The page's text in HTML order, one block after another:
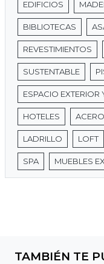
EDIFICIOS
BIBLIOTECAS
REVESTIMIENTOS
SUSTENTABLE
ESPACIO
HOTELES ACERO
LADRILLO LOFT
SPA MUEBLES
TAMBIÉN TE